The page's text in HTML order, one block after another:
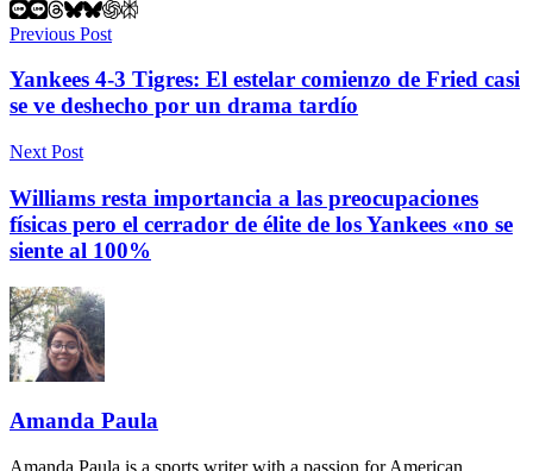
Previous Post
Yankees 4-3 Tigres: El estelar comienzo de Fried casi
se ve deshecho por un drama tardío
Next Post
Williams resta importancia a las preocupaciones
físicas pero el cerrador de élite de los Yankees «no se
siente al 100%
Amanda Paula
Amanda Paula is a sports writer with a passion for American